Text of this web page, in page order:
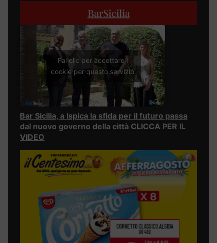
BarSicilia
Fai clic per accettare i
cookie per questo servizio
Bar Sicilia, a Ispica la sfida per il futuro passa
dal nuovo governo della città CLICCA PER IL
VIDEO